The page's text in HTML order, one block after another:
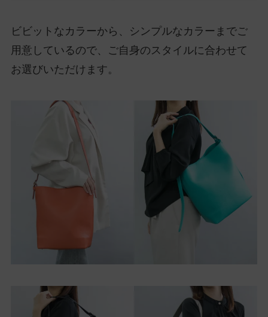
ビビットなカラーから、シンプルなカラーまでご
用意しているので、ご自身のスタイルに合わせて
お選びいただけます。